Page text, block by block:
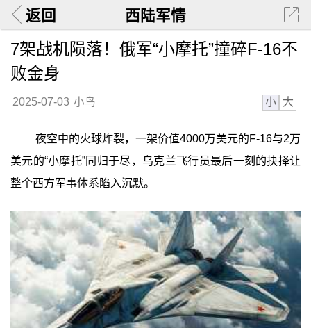
返回 西陆军情
7架战机陨落！俄军“小摩托”撞碎F-16不
败金身
2025-07-03 小鸟 小 大
夜空中的火球炸裂，一架价值4000万美元的F-16与2万
美元的“小摩托”同归于尽，乌克兰飞行员最后一刻的抉择让
整个西方军事体系陷入沉默。